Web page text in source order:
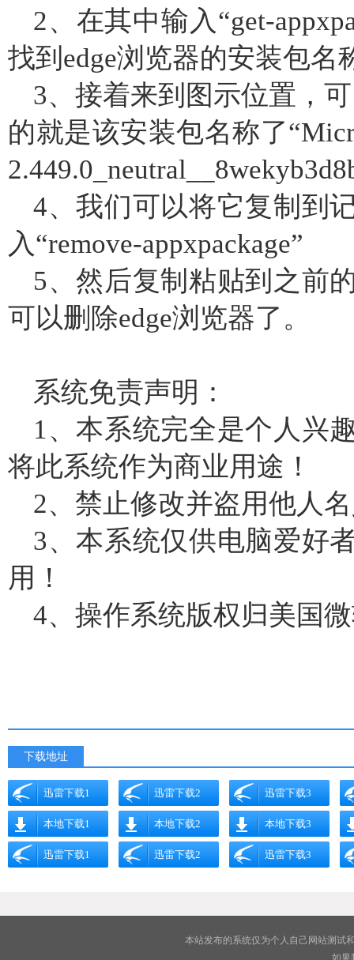
2、在其中输入“get-
找到edge浏览器的安装包名
3、接着来到图示位置，
的就是该安装包名称了
4、我们可以将它复制到
入“remove-appxpackage”
5、然后复制粘贴到之前
可以删除edge浏览器了。
系统免责声明：
1、本系统完全是个人兴
将此系统作为商业用途！
2、禁止修改并盗用他人
3、本系统仅供电脑爱好
用！
4、操作系统版权归美国
下载地址
迅雷下载1 迅雷下载2 迅雷下载3
本地下载1 本地下载2 本地下载3
迅雷下载1 迅雷下载2 迅雷下载3
本站发布的系统仅为个人自己网站测试
如果